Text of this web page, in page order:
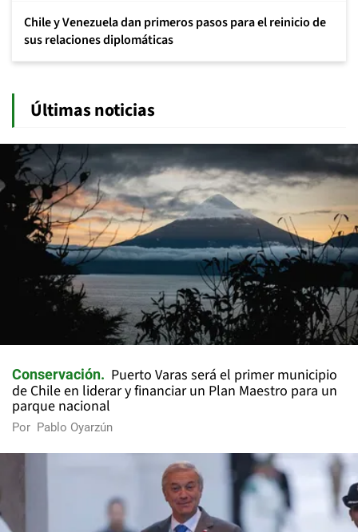
Chile y Venezuela dan primeros pasos para el reinicio de
sus relaciones diplomáticas
Últimas noticias
Conservación
Puerto Varas será el primer municipio
de Chile en liderar y financiar un Plan Maestro para un
parque nacional
Por Pablo Oyarzún